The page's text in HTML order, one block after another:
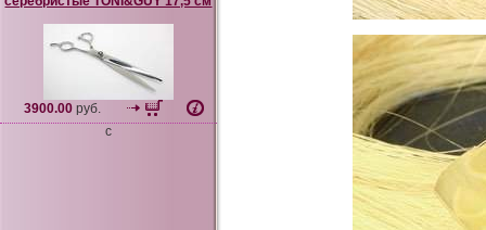
3900.00 руб.
c